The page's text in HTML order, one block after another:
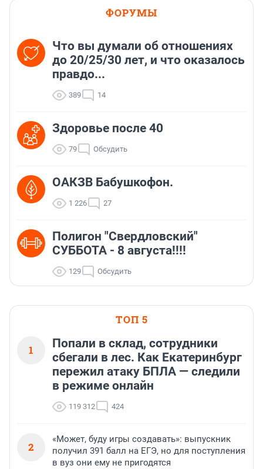
ФОРУМЫ
Что вы думали об отношениях
до 20/25/30 лет, и что оказалось
правдо...
389 14
Здоровье после 40
79 Обсудить
ОАКЗВ Бабушкофон.
1 226 27
Полигон "Свердловский"
СУББОТА - 8 августа!!!!
129 Обсудить
ТОП 5
1
Попали в склад, сотрудники
сбегали в лес. Как Екатеринбург
пережил атаку БПЛА — следили
в режиме онлайн
119 312 424
2
«Может, буду игры создавать»: выпускник
получил 391 балл на ЕГЭ, но для поступления
в вуз они ему не пригодятся